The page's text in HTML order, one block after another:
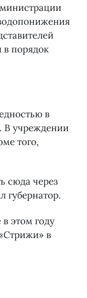
порядок
в
В учреждении
того,
сюда через
губернатор.
этом году
в